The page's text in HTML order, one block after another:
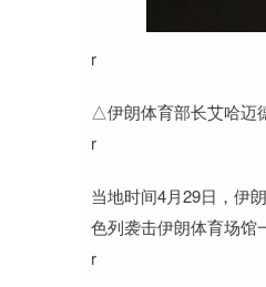
r
△伊朗体育部长艾哈迈
r
当地时间4月29日，伊
色列袭击伊朗体育场馆
r